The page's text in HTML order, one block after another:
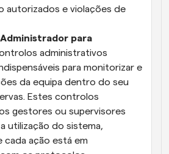
autorizados e violações de
para
administrativos
para monitorizar e
da equipa dentro do seu
Estes controlos
gestores ou supervisores
utilização do sistema,
cada ação está em